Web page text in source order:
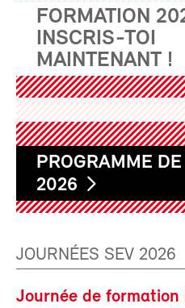
FORMATION
INSCRIS-TOI
MAINTENANT !
PROGRAMME
2026
JOURNÉES SEV 2026
Journée de